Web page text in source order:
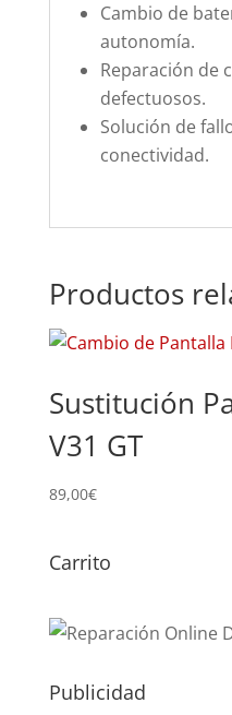
Cambio de
autonomía.
Reparación de
defectuosos.
Solución de
conectividad.
Productos
Sustitución
V31 GT
89,00€
Carrito
Publicidad